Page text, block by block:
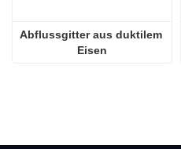
Abflussgitter aus duktilem
Eisen